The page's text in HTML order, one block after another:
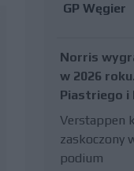
GP Węgier
Norris
w 2026
Piastriego i
Verstappen
zaskoczony
podium